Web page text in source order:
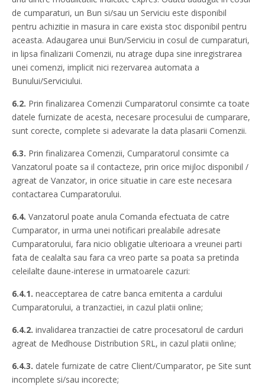
de cumparaturi, un Bun si/sau un Serviciu este disponibil
pentru achizitie in masura in care exista stoc disponibil pentru
aceasta. Adaugarea unui Bun/Serviciu in cosul de cumparaturi,
in lipsa finalizarii Comenzii, nu atrage dupa sine inregistrarea
unei comenzi, implicit nici rezervarea automata a
Bunului/Serviciului.
6.2. Prin finalizarea Comenzii Cumparatorul consimte ca toate
datele furnizate de acesta, necesare procesului de cumparare,
sunt corecte, complete si adevarate la data plasarii Comenzii.
6.3. Prin finalizarea Comenzii, Cumparatorul consimte ca
Vanzatorul poate sa il contacteze, prin orice mijloc disponibil /
agreat de Vanzator, in orice situatie in care este necesara
contactarea Cumparatorului.
6.4. Vanzatorul poate anula Comanda efectuata de catre
Cumparator, in urma unei notificari prealabile adresate
Cumparatorului, fara nicio obligatie ulterioara a vreunei parti
fata de cealalta sau fara ca vreo parte sa poata sa pretinda
celeilalte daune-interese in urmatoarele cazuri:
6.4.1. neacceptarea de catre banca emitenta a cardului
Cumparatorului, a tranzactiei, in cazul platii online;
6.4.2. invalidarea tranzactiei de catre procesatorul de carduri
agreat de Medhouse Distribution SRL, in cazul platii online;
6.4.3. datele furnizate de catre Client/Cumparator, pe Site sunt
incomplete si/sau incorecte;